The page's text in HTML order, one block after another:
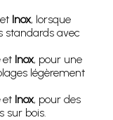
Inox, lorsque
standards avec
et Inox, pour une
légèrement
et Inox, pour des
sur bois.